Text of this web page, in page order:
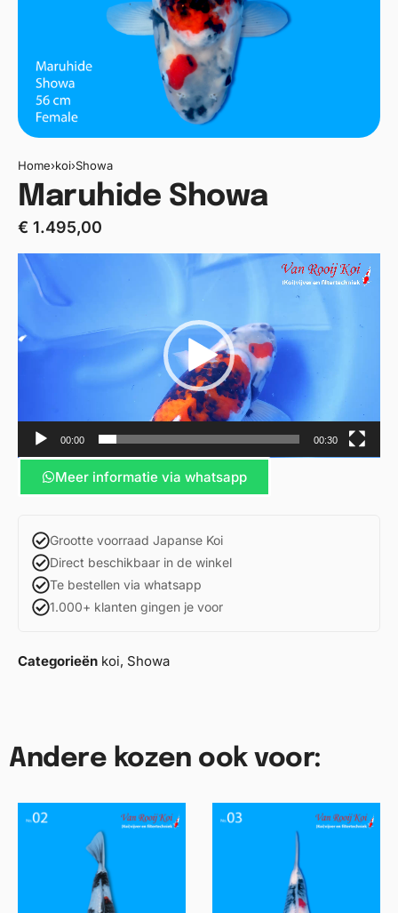
Home›koi›Showa
Maruhide Showa
€ 1.495,00
Videospeler
00:00 00:30
Meer informatie via whatsapp
Grootte voorraad Japanse Koi
Direct beschikbaar in de winkel
Te bestellen via whatsapp
1.000+ klanten gingen je voor
Categorieën koi, Showa
Andere kozen ook voor: